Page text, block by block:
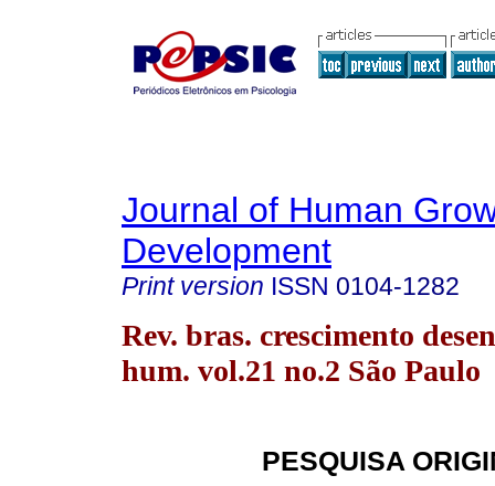
Journal of Human
Development
Print version ISSN 0104-1282
Rev. bras. crescimento
hum. vol.21 no.2 São Paulo
PESQUISA